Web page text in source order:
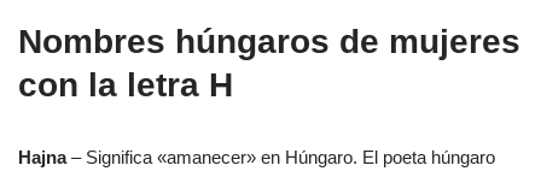
Nombres húngaros de mujeres
con la letra H
Hajna– Significa «amanecer» en Húngaro. El poeta húngaro